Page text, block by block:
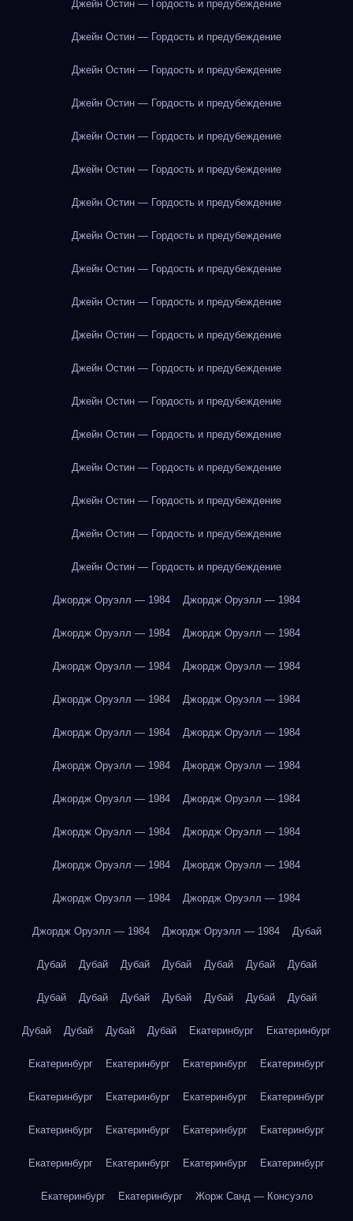
Джейн Остин — Гордость и предубеждение
Джейн Остин — Гордость и предубеждение
Джейн Остин — Гордость и предубеждение
Джейн Остин — Гордость и предубеждение
Джейн Остин — Гордость и предубеждение
Джейн Остин — Гордость и предубеждение
Джейн Остин — Гордость и предубеждение
Джейн Остин — Гордость и предубеждение
Джейн Остин — Гордость и предубеждение
Джейн Остин — Гордость и предубеждение
Джейн Остин — Гордость и предубеждение
Джейн Остин — Гордость и предубеждение
Джейн Остин — Гордость и предубеждение
Джейн Остин — Гордость и предубеждение
Джейн Остин — Гордость и предубеждение
Джейн Остин — Гордость и предубеждение
Джейн Остин — Гордость и предубеждение
Джейн Остин — Гордость и предубеждение
Джордж Оруэлл — 1984 Джордж Оруэлл — 1984
Джордж Оруэлл — 1984 Джордж Оруэлл — 1984
Джордж Оруэлл — 1984 Джордж Оруэлл — 1984
Джордж Оруэлл — 1984 Джордж Оруэлл — 1984
Джордж Оруэлл — 1984 Джордж Оруэлл — 1984
Джордж Оруэлл — 1984 Джордж Оруэлл — 1984
Джордж Оруэлл — 1984 Джордж Оруэлл — 1984
Джордж Оруэлл — 1984 Джордж Оруэлл — 1984
Джордж Оруэлл — 1984 Джордж Оруэлл — 1984
Джордж Оруэлл — 1984 Джордж Оруэлл — 1984
Джордж Оруэлл — 1984 Джордж Оруэлл — 1984 Дубай
Дубай Дубай Дубай Дубай Дубай Дубай Дубай
Дубай Дубай Дубай Дубай Дубай Дубай Дубай
Дубай Дубай Дубай Дубай Екатеринбург Екатеринбург
Екатеринбург Екатеринбург Екатеринбург Екатеринбург
Екатеринбург Екатеринбург Екатеринбург Екатеринбург
Екатеринбург Екатеринбург Екатеринбург Екатеринбург
Екатеринбург Екатеринбург Екатеринбург Екатеринбург
Екатеринбург Екатеринбург Жорж Санд — Консуэло